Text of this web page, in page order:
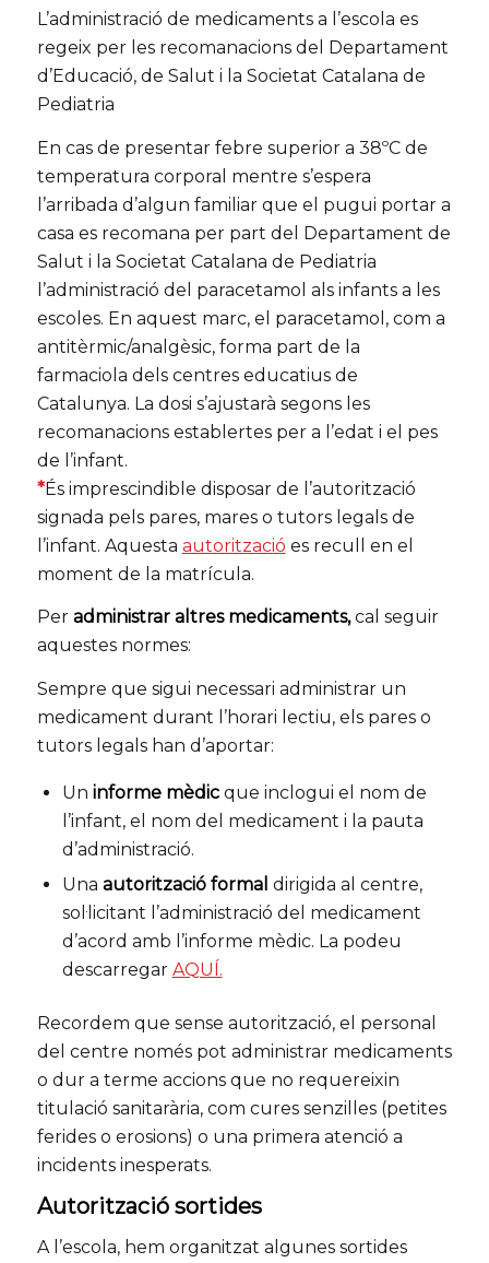
L’administració de medicaments a l’escola es
regeix per les recomanacions del Departament
d’Educació, de Salut i la Societat Catalana de
Pediatria
En cas de presentar febre superior a 38ºC de
temperatura corporal mentre s’espera
l’arribada d’algun familiar que el pugui portar a
casa es recomana per part del Departament de
Salut i la Societat Catalana de Pediatria
l’administració del paracetamol als infants a les
escoles. En aquest marc, el paracetamol, com a
antitèrmic/analgèsic, forma part de la
farmaciola dels centres educatius de
Catalunya. La dosi s’ajustarà segons les
recomanacions establertes per a l’edat i el pes
de l’infant.
*És imprescindible disposar de l’autorització
signada pels pares, mares o tutors legals de
l’infant. Aquesta autorització es recull en el
moment de la matrícula.
Per administrar altres medicaments,cal seguir
aquestes normes:
Sempre que sigui necessari administrar un
medicament durant l’horari lectiu, els pares o
tutors legals han d’aportar:
Un informe mèdicque inclogui el nom de
l’infant, el nom del medicament i la pauta
d’administració.
Una autorització formal dirigida al centre,
sol·licitant l’administració del medicament
d’acord amb l’informe mèdic. La podeu
descarregar AQUÍ.
Recordem que sense autorització, el personal
del centre només pot administrar medicaments
o dur a terme accions que no requereixin
titulació sanitarària, com cures senzilles (petites
ferides o erosions) o una primera atenció a
incidents inesperats.
Autorització sortides
A l’escola, hem organitzat algunes sortides